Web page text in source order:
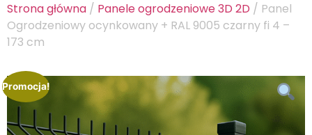
Strona główna / Panele ogrodzeniowe 3D 2D / Panel
Ogrodzeniowy ocynkowany + RAL 9005 czarny fi 4 –
173 cm
Promocja!